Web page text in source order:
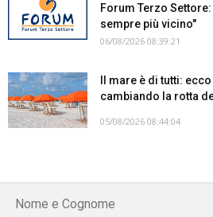
Forum Terzo
sempre più vicino"
06/08/2026 08:39:21
Il mare è di tutti:
cambiando la rotta
05/08/2026 08:44:04